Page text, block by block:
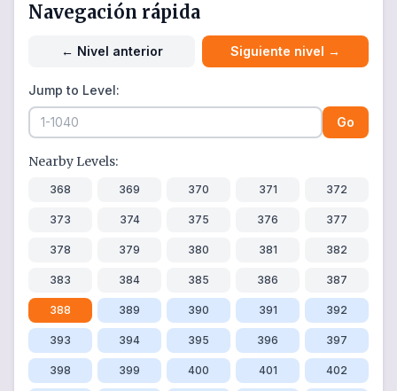
Navegación rápida
← Nivel anterior Siguiente nivel →
Jump to Level:
Go
Nearby Levels:
368 369 370 371 372
373 374 375 376 377
378 379 380 381 382
383 384 385 386 387
388 389 390 391 392
393 394 395 396 397
398 399 400 401 402